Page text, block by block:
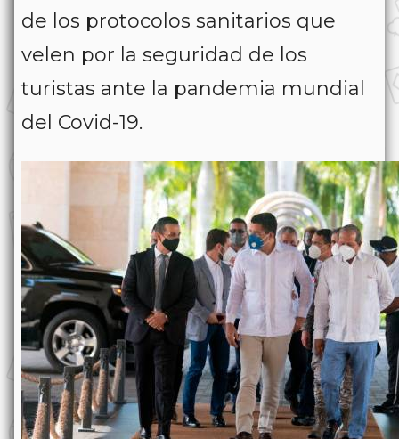
de los protocolos sanitarios que
velen por la seguridad de los
turistas ante la pandemia mundial
del Covid-19.